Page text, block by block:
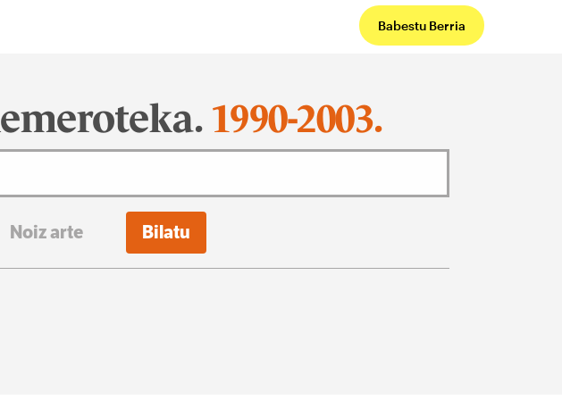
Babestu Berria
1990-2003.
Noiz arte